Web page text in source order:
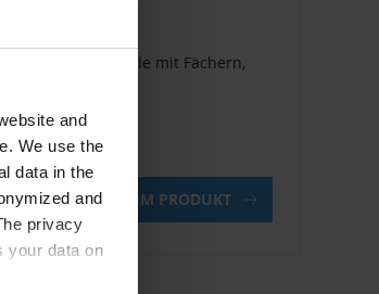
and
We use the
data in the
and
privacy
your data on
Schale mit Fächern,
ZUM PRODUKT